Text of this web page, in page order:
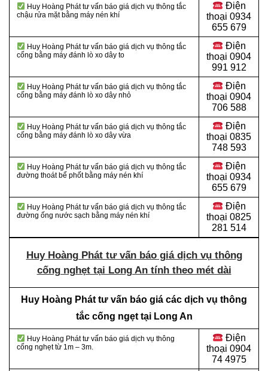
Huy Hoàng Phát tư vấn báo giá dịch vụ thông tắc
chậu rửa mặt bằng máy nén khí
Điện
thoại 0934
655 679
Huy Hoàng Phát tư vấn báo giá dịch vụ thông tắc
cống bằng máy đánh lò xo dây to
Điện
thoại 0904
991 912
Huy Hoàng Phát tư vấn báo giá dịch vụ thông tắc
cống bằng máy đánh lò xo dây nhỏ
Điện
thoại 0904
706 588
Huy Hoàng Phát tư vấn báo giá dịch vụ thông tắc
cống bằng máy đánh lò xo dây vừa
Điện
thoại 0835
748 593
Huy Hoàng Phát tư vấn báo giá dịch vụ thông tắc
đường thoát bể phốt bằng máy nén khí
Điện
thoại 0934
655 679
Huy Hoàng Phát tư vấn báo giá dịch vụ thông tắc
đường ống nước sạch bằng máy nén khí
Điện
thoại 0825
281 514
Huy Hoàng Phát tư vấn báo giá dịch vụ thông
cống nghẹt tại Long An tính theo mét dài
Huy Hoàng Phát tư vấn báo giá các dịch vụ thông
tắc cống ngẹt tại Long An
Huy Hoàng Phát tư vấn báo giá dịch vụ thông
cống nghẹt từ 1m – 3m.
Điện
thoại 0904
74 4975